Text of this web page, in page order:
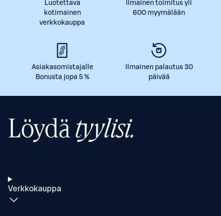
Luotettava
kotimainen
verkkokauppa
Ilmainen toimitus yli
600 myymälään
Asiakasomistajalle
Bonusta jopa 5 %
Ilmainen palautus 30
päivää
Löydätyylisi.
Verkkokauppa